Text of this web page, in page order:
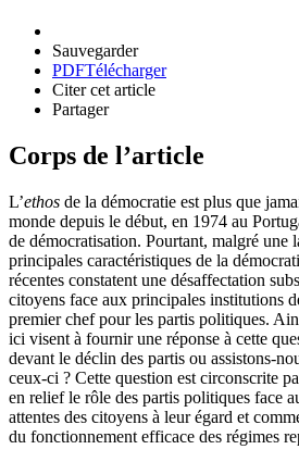
Sauvegarder
PDFTélécharger
Citer cet article
Partager
Corps de l’article
L’ethos de la démocratie est plus que
monde depuis le début, en 1974 au
de démocratisation. Pourtant, malgré une
principales caractéristiques de la
récentes constatent une désaffectation
citoyens face aux principales institutions
premier chef pour les partis politiques.
ici visent à fournir une réponse à cette
devant le déclin des partis ou assistons-
ceux-ci ? Cette question est circonscrite
en relief le rôle des partis politiques face
attentes des citoyens à leur égard et
du fonctionnement efficace des régimes